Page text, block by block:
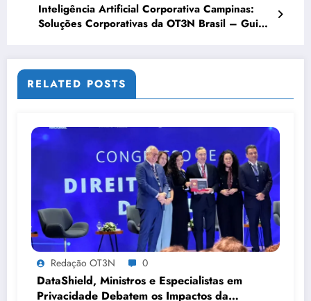
Inteligência Artificial Corporativa Campinas:
Soluções Corporativas da OT3N Brasil – Guia
RELATED POSTS
Redação OT3N 0
DataShield, Ministros e Especialistas em
Privacidade Debatem os Impactos da